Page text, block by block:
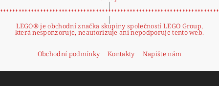
|
|
LEGO® je obchodní značka skupiny společností LEGO Group,
která nesponzoruje, neautorizuje ani nepodporuje tento web.
Obchodní podmínky Kontakty Napište nám